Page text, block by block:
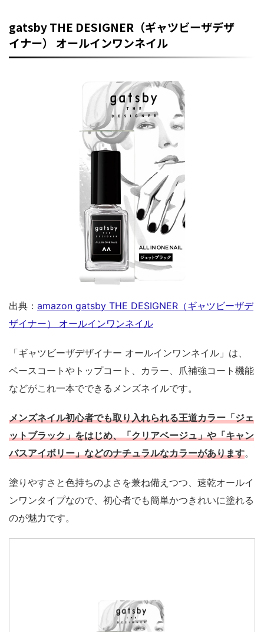
gatsby THE DESIGNER（ギャツビーザデザ
イナー） オールインワンネイル
出典： amazon gatsby THE DESIGNER（ギャツビーザデ
ザイナー） オールインワンネイル
「ギャツビーザデザイナー オールインワンネイル」は、
ベースコートやトップコート、カラー、爪補強コート機能
などがこれ一本でできるメンズネイルです。
メンズネイル初心者でも取り入れられる王道カラー「ジェ
ットブラック」をはじめ、「クリアベージュ」や「キャン
バスアイボリー」などのナチュラルなカラーがあります。
塗りやすさと色持ちのよさを兼ね備えつつ、速乾オールイ
ンワンタイプなので、初心者でも簡単かつきれいに塗れる
のが魅力です。